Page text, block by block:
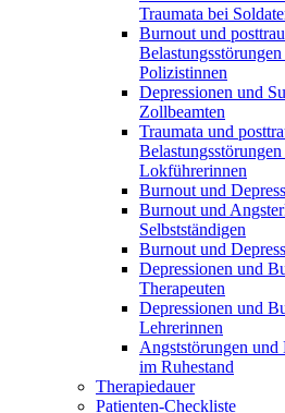
Traumata bei
Burnout und
Polizistinnen
Depressionen und
Zollbeamten
Traumata und
Lokführerinnen
Burnout und
Burnout und
Selbstständigen
Burnout und
Depressionen und
Therapeuten
Depressionen und
Lehrerinnen
Angststörungen und
im Ruhestand
Therapiedauer
Patienten-Checkliste